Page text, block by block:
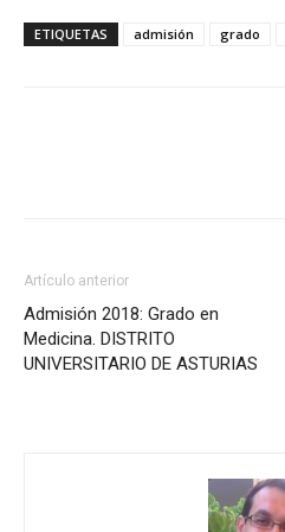
ETIQUETAS admisión grado
Artículo anterior
Admisión 2018: Grado en
Medicina. DISTRITO
UNIVERSITARIO DE ASTURIAS